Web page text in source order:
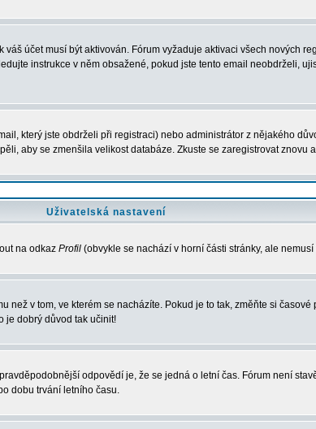
účet musí být aktivován. Fórum vyžaduje aktivaci všech nových
instrukce v něm obsažené, pokud jste tento email neobdrželi,
který jste obdrželi při registraci) nebo administrátor z nějakého
aby se zmenšila velikost databáze. Zkuste se zaregistrovat znovu
Uživatelská nastavení
na odkaz Profil (obvykle se nachází v horní části stránky, ale
v tom, ve kterém se nacházíte. Pokud je to tak, změňte si
je dobrý důvod tak učinit!
odpovědí je, že se jedná o letní čas. Fórum není
dobu trvání letního času.